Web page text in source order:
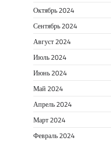
Октябрь 2024
Сентябрь 2024
Август 2024
Июль 2024
Июнь 2024
Май 2024
Апрель 2024
Март 2024
Февраль 2024